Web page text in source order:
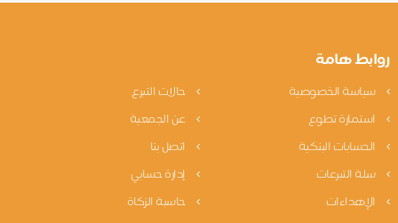
روابط هامة
سياسة الخصوصية
حالات التبرع
استمارة تطوع
عن الجمعية
الحسابات البنكية
اتصل بنا
سلة التبرعات
إدارة حسابي
الإهداءات
حاسبة الزكاة